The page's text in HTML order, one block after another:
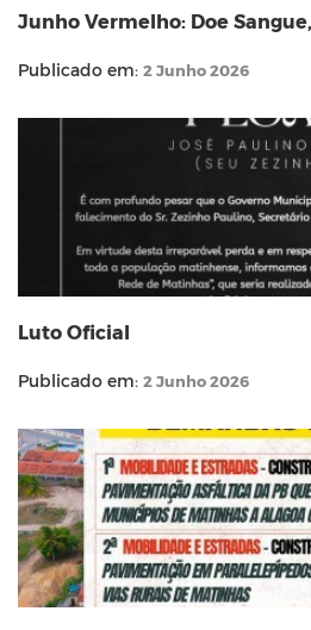
Junho Vermelho: Doe
Publicado em: 2 Junho 2026
Luto Oficial
Publicado em: 2 Junho 2026